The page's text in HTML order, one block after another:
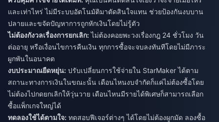
และเท่าไหร่ ไม่มีระบบอัตโนมัติมาตัดสินใจแทน ช่วยป้องกันงบบาน
ปลายและขจัดปัญหาการถูกหักเงินโดยไม่รู้ตัว
ไม่ต้องกังวลเรื่องการยกเลิก:ไม่ต้องคอยพะวงเรื่องกฎ 24 ชั่วโมง วัน
ต่ออายุ หรือเงื่อนไขการคืนเงิน ทุกการซื้อจะจบลงทันทีโดยไม่มีภาระ
ผูกพันในอนาคต
งบประมาณยืดหยุ่น: ปรับเปลี่ยนการใช้จ่ายใน StarMaker ได้ตาม
สถานะทางการเงินในขณะนั้น เดือนไหนงบจำกัดก็แค่ไม่ต้องซื้อโดย
ไม่ต้องไปกดยกเลิกให้วุ่นวาย เดือนไหนมีรายได้พิเศษก็สามารถเลือก
ซื้อแพ็กเกจใหญ่ได้
ทดลองใช้ได้ตามใจ: ทดสอบฟีเจอร์ต่างๆ ได้โดยไม่ต้องผูกมัด ลองซื้อ